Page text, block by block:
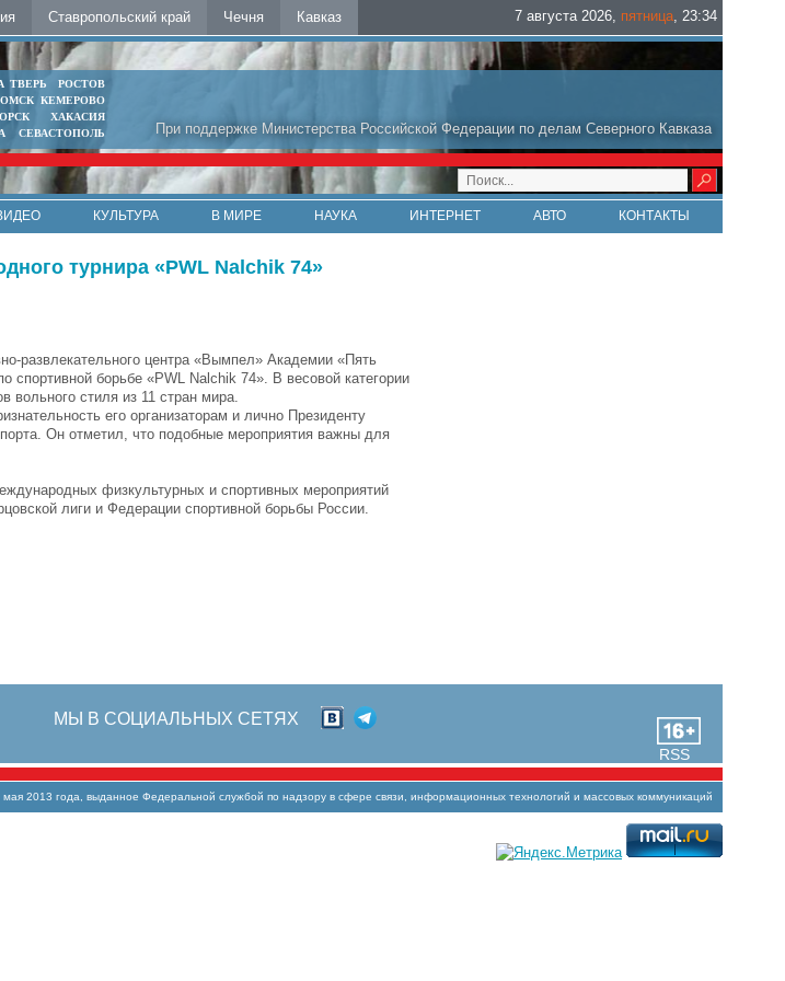
Ставропольский край Чечня Кавказ 7 августа 2026, пятница, 23:34
При поддержке Министерства Российской Федерации по делам Северного Кавказа
ТВЕРЬ
РОСТОВ
КЕМЕРОВО
ХАКАСИЯ
СЕВАСТОПОЛЬ
КУЛЬТУРА В МИРЕ НАУКА ИНТЕРНЕТ АВТО КОНТАКТЫ
турнира «PWL Nalchik 74»
развлекательного центра «Вымпел» Академии «Пять
спортивной борьбе «PWL Nalchik 74». В весовой категории
вольного стиля из 11 стран мира.
его организаторам и лично Президенту
Он отметил, что подобные мероприятия важны для
физкультурных и спортивных мероприятий
лиги и Федерации спортивной борьбы России.
RSS
МЫ В СОЦИАЛЬНЫХ СЕТЯХ
2013 года, выданное Федеральной службой по надзору в сфере связи, информационных технологий и массовых коммуникаций